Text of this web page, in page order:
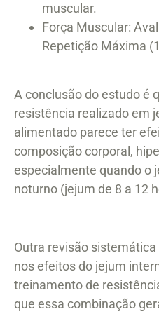
muscular.
Força Muscular:
Repetição Máxima
A conclusão do estudo é
resistência realizado em
alimentado parece ter
composição corporal,
especialmente quando o
noturno (jejum de 8 a 12
Outra revisão
nos efeitos do jejum
treinamento de
que essa combinação